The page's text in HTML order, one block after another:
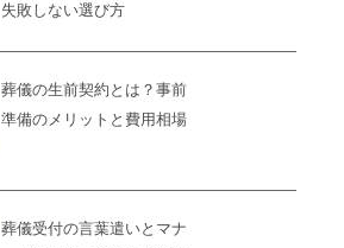
失敗しない選び方
葬儀の生前契約とは？事前
準備のメリットと費用相場
葬儀受付の言葉遣いとマナ